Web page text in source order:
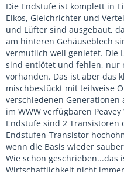
Die Endstufe ist komplett in
Elkos, Gleichrichter und
und Lüfter sind ausgebaut,
am hinteren Gehäuseblech
vermutlich weil genietet. Die
sind entlötet und fehlen, nur
vorhanden. Das ist aber das
mischbestückt mit teilweise
verschiedenen
im WWW verfügbaren
Endstufe sind 2 Transistoren
Endstufen-Transistor
wenn die Basis wieder
Wie schon geschrieben...das